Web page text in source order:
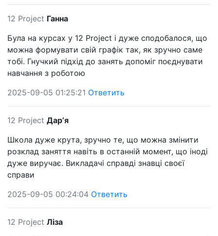
12 Project Ганна
Була на курсах у 12 Project і дуже сподобалося, що
можна формувати свій графік так, як зручно саме
тобі. Гнучкий підхід до занять допоміг поєднувати
навчання з роботою
2025-09-05 01:25:21 Ответить
12 Project Дарʼя
Школа дуже крута, зручно те, що можна змінити
розклад заняття навіть в останній момент, що іноді
дуже виручає. Викладачі справді знавці своєї
справи
2025-09-05 00:24:04 Ответить
12 Project Ліза